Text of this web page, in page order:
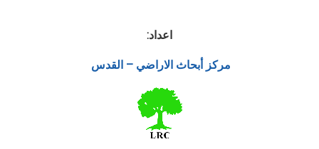
اعداد:
مركز أبحاث الاراضي – القدس